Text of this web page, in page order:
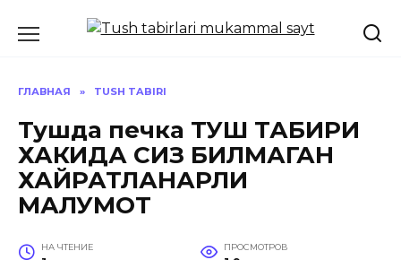
ГЛАВНАЯ » TUSH TABIRI
Тушда печка ТУШ ТАБИРИ
ХАКИДА СИЗ БИЛМАГАН
ХАЙРАТЛАНАРЛИ
МАЛУМОТ
НА ЧТЕНИЕ ПРОСМОТРОВ